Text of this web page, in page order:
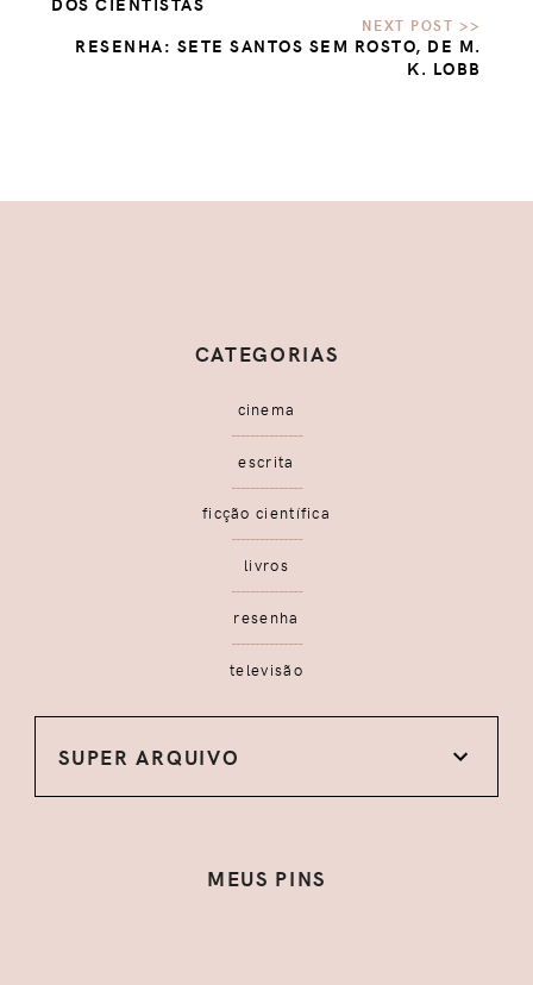
DOS CIENTISTAS
RESENHA: SETE SANTOS SEM ROSTO, DE M.
K. LOBB
CATEGORIAS
cinema
escrita
ficção científica
livros
resenha
televisão
SUPER ARQUIVO
MEUS PINS